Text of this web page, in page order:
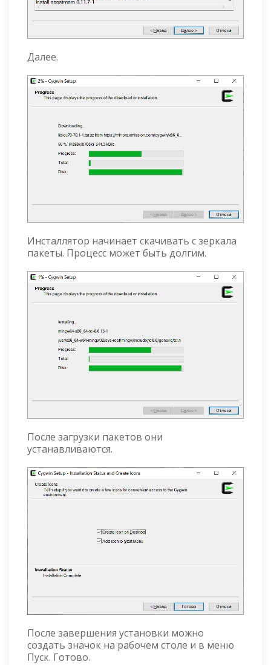
Далее.
Инсталлятор начинает скачивать с зеркала
пакеты. Процесс может быть долгим.
После загрузки пакетов они
устанавливаются.
После завершения установки можно
создать значок на рабочем столе и в меню
Пуск. Готово.